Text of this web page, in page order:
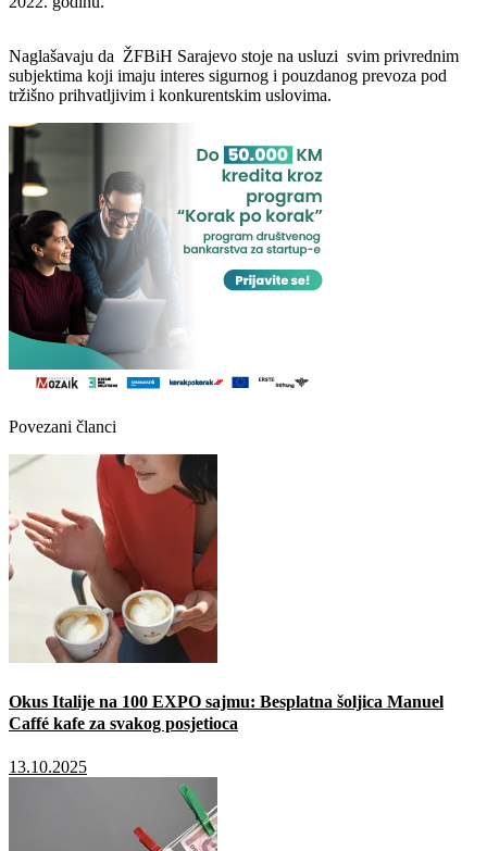
Naglašavaju da ŽFBiH Sarajevo stoje na usluzi svim privrednim
subjektima koji imaju interes sigurnog i pouzdanog prevoza pod
tržišno prihvatljivim i konkurentskim uslovima.
Povezani članci
Okus Italije na 100 EXPO sajmu: Besplatna šoljica Manuel
Caffé kafe za svakog posjetioca
13.10.2025